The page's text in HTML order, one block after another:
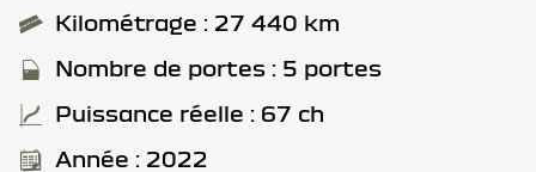
Kilométrage : 27 440 km
Nombre de portes : 5 portes
Puissance réelle : 67 ch
Année : 2022